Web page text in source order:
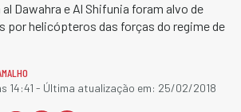
Dawahra e Al Shifunia foram alvo de
por helicópteros das forças do regime de
14:41 - Última atualização em: 25/02/2018